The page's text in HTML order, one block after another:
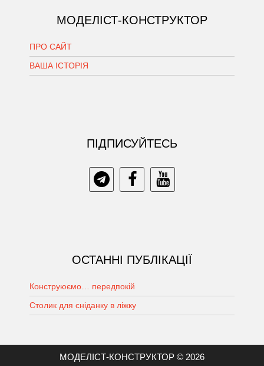
МОДЕЛІСТ-КОНСТРУКТОР
ПРО САЙТ
ВАША ІСТОРІЯ
ПIДПИСУЙТЕСЬ
ОСТАННІ ПУБЛІКАЦІЇ
Конструюємо… передпокій
Столик для сніданку в ліжку
МОДЕЛІСТ-КОНСТРУКТОР © 2026